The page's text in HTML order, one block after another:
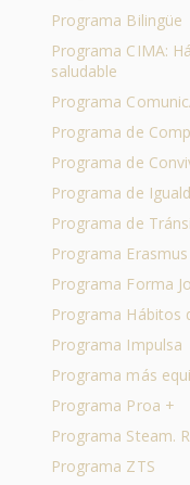
Programa Bilingüe
Programa CIMA:
saludable
Programa
Programa de
Programa de
Programa de
Programa de
Programa Erasmus
Programa Forma
Programa Hábitos
Programa Impulsa
Programa más
Programa Proa +
Programa Steam.
Programa ZTS